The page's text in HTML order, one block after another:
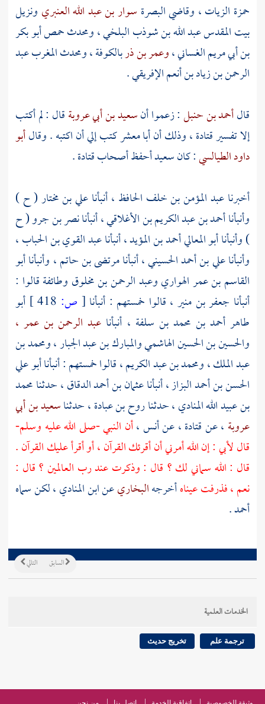
حمزة الزيات ، وقاضيالبصرة سوار بن عبد الله العنبري ونزيل
بيت المقدسعبد الله بن شوذب البلخي ،ومحدثحمصأبو بكر
بن أبي مريم الغساني ،وعمر بن ذربالكوفة ،ومحدثالمغربعبد
الرحمن بن زياد بن أنعم الإفريقي.
قالأحمد بن حنبل: زعموا أنسعيد بن أبي عروبةقال : لم أكتب
إلا تفسيرقتادة ،وذلك أنأبا معشركتب إلي أن اكتبه . وقالأبو
داود الطيالسي: كانسعيدأحفظ أصحابقتادة.
أخبرناعبد المؤمن بن خلف الحافظ ،أنبأناعلي بن مختار( ح )
وأنبأناأحمد بن عبد الكريم بن الأغلاقي ،أنبأنانصر بن جرو( ح
) وأنبأناأبو المعالي أحمد بن المؤيد ،أنبأناعبد القوي بن الحباب ،
وأنبأناعلي بن أحمد الحسيني ،أنبأنامرتضى بن حاتم ، وأنبأناأبو
القاسم بن عمر الهواريوعبد الرحمن بن مخلوق وطائفة قالوا :
أنبأنا جعفر بن منير ، قالوا خمستهم : أنبأنا [ ص:
أبو
طاهر أحمد بن محمد بن سلفة ، أنبأنا عبد الرحمن بن عمر ،
والحسين بن الحسين الهاشميوالمبارك بن عبد الجبار،ومحمد بن
عبد الملك،ومحمد بن عبد الكريم، قالوا خمستهم : أنبأناأبو علي
الحسن بن أحمد البزاز، أنبأناعثمان بن أحمد الدقاق، حدثنامحمد
بن عبيد الله المنادي، حدثناروح بن عبادة، حدثناسعيد بن أبي
عروبة ، عنقتادة، عنأنس،أن النبي -صلى الله عليه وسلم-
قال لأبي : إن الله أمرني أن أقرئك القرآن ، أو أقرأ عليك القرآن .
قال : الله سماني لك ؟ قال : وذكرت عند رب العالمين ؟ قال :
نعم ، فذرفت عيناهأخرجهالبخاريعنابن المنادي، لكن سماه
أحمد.
التالي السابق
الخدمات العلمية
ترجمة علم تخريج حديث